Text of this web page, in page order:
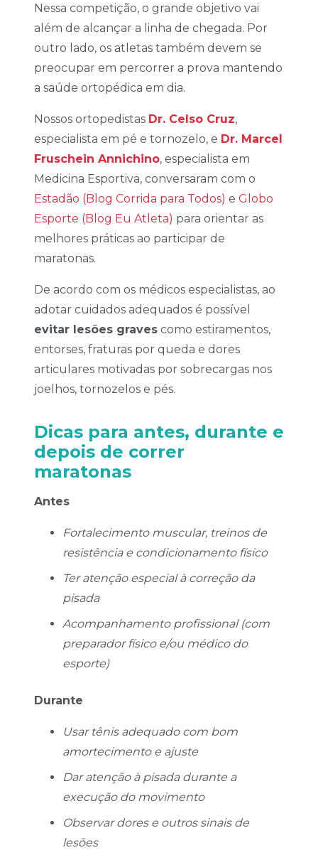
Nessa competição, o grande objetivo vai
além de alcançar a linha de chegada. Por
outro lado, os atletas também devem se
preocupar em percorrer a prova mantendo
a saúde ortopédica em dia.
Nossos ortopedistas Dr. Celso Cruz,
especialista em pé e tornozelo, e Dr. Marcel
Fruschein Annichino, especialista em
Medicina Esportiva, conversaram com o
Estadão (Blog Corrida para Todos) e Globo
Esporte (Blog Eu Atleta) para orientar as
melhores práticas ao participar de
maratonas.
De acordo com os médicos especialistas, ao
adotar cuidados adequados é possível
evitar lesões graves como estiramentos,
entorses, fraturas por queda e dores
articulares motivadas por sobrecargas nos
joelhos, tornozelos e pés.
Dicas para antes, durante e
depois de correr
maratonas
Antes
Fortalecimento muscular, treinos de
resistência e condicionamento físico
Ter atenção especial à correção da
pisada
Acompanhamento profissional (com
preparador físico e/ou médico do
esporte)
Durante
Usar tênis adequado com bom
amortecimento e ajuste
Dar atenção à pisada durante a
execução do movimento
Observar dores e outros sinais de
lesões